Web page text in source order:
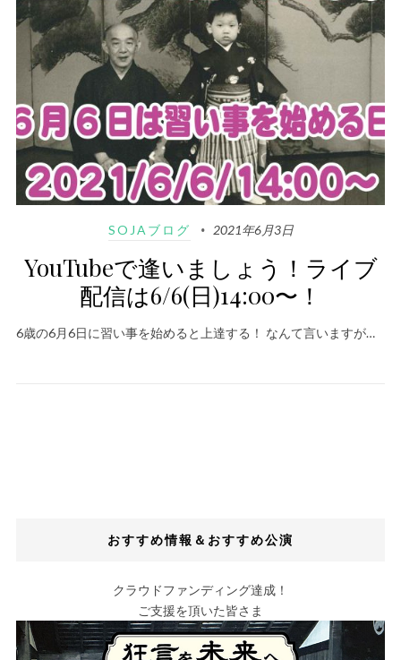
SOJAブログ 2021年6月3日
YouTubeで逢いましょう！ライブ
配信は6/6(日)14:00〜！
6歳の6月6日に習い事を始めると上達する！ なんて言いますが…
おすすめ情報＆おすすめ公演
クラウドファンディング達成！
ご支援を頂いた皆さま